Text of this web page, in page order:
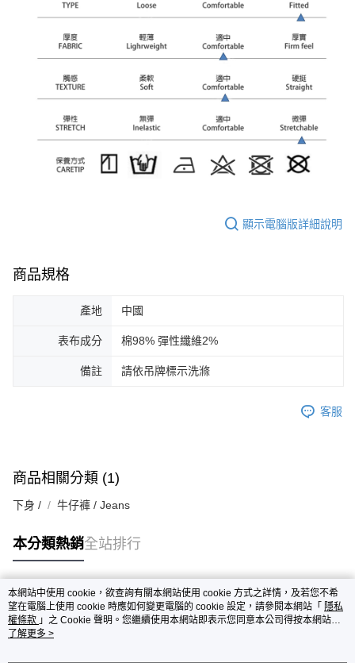
顯示電腦版詳細說明
商品規格
產地 中國
表布成分 棉98% 彈性纖維2%
備註 請依吊牌標示洗滌
客服
商品相關分類 (1)
下身 / 牛仔褲 / Jeans
本分類熱銷全站排行
熱門標籤
本網站中使用 cookie，欲查詢有關本網站使用 cookie 方式之詳情，及若您不希
望在電腦上使用 cookie 時應如何變更電腦的 cookie 設定，請參閱本網站「 隱私
權條款 」之 Cookie 聲明。您繼續使用本網站即表示您同意本公司得按本網站使
用條款之 Cookie 聲明使用 cookie。
了解更多 >